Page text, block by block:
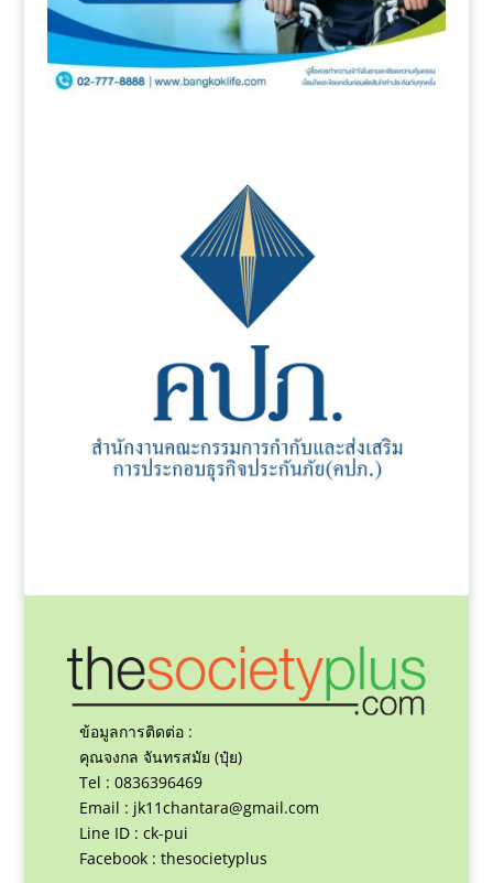
ข้อมูลการติดต่อ :
คุณจงกล จันทรสมัย (ปุ๋ย)
Tel : 0836396469
Email : jk11chantara@gmail.com
Line ID : ck-pui
Facebook : thesocietyplus